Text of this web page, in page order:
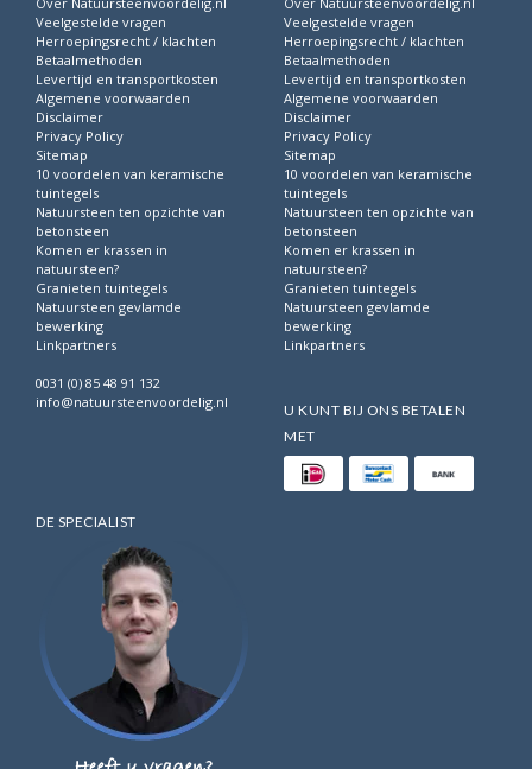
Veelgestelde vragen
Herroepingsrecht / klachten
Betaalmethoden
Levertijd en transportkosten
Algemene voorwaarden
Disclaimer
Privacy Policy
Sitemap
10 voordelen van keramische
tuintegels
Natuursteen ten opzichte van
betonsteen
Komen er krassen in
natuursteen?
Granieten tuintegels
Natuursteen gevlamde
bewerking
Linkpartners
0031 (0) 85 48 91 132
info@natuursteenvoordelig.nl
Veelgestelde vragen
Herroepingsrecht / klachten
Betaalmethoden
Levertijd en transportkosten
Algemene voorwaarden
Disclaimer
Privacy Policy
Sitemap
10 voordelen van keramische
tuintegels
Natuursteen ten opzichte van
betonsteen
Komen er krassen in
natuursteen?
Granieten tuintegels
Natuursteen gevlamde
bewerking
Linkpartners
U KUNT BIJ ONS BETALEN
MET
DE SPECIALIST